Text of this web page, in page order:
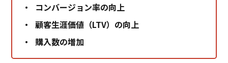
コンバージョン率の向上
顧客生涯価値（LTV）の向上
購入数の増加